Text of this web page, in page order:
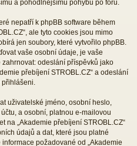
a pohodlnějšímu pohybu po fóru.
nepatří k phpBB software během
ale tyto cookies jsou mimo
jen soubory, které vytvořilo phpBB.
vaše osobní údaje, je vaše
odeslání příspěvků jako
přebíjení STROBL.CZ“ a odeslání
uživatelské jméno, osobní heslo,
a osobní, platnou e-mailovou
na „Akademie přebíjení STROBL.CZ“
údajů a dat, které jsou platné
požadované od „Akademie